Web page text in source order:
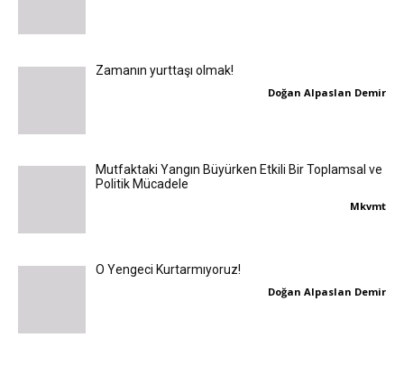
Zamanın yurttaşı olmak!
Doğan Alpaslan Demir
Mutfaktaki Yangın Büyürken Etkili Bir Toplamsal ve
Politik Mücadele
Mkvmt
O Yengeci Kurtarmıyoruz!
Doğan Alpaslan Demir